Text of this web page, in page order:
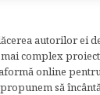
autorilor ei
mai complex
online
să